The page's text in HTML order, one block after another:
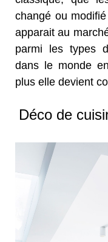
changé ou
apparait au
parmi les types
dans le monde
plus elle devient
Déco de